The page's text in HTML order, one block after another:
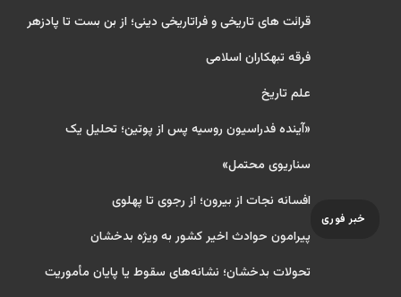
خبر فوری
قرائت های تاریخی و فراتاریخی دینی؛ از بن بست تا پادزهر
فرقه تبهکاران اسلامی
علم تاریخ
«آینده فدراسیون روسیه پس از پوتین؛ تحلیل یک
سناریوی محتمل»
افسانه نجات از بیرون؛ از رجوی تا پهلوی
پیرامون حوادث اخیر کشور به ویژه بدخشان
تحولات بدخشان؛ نشانه‌های سقوط یا پایان مأموریت